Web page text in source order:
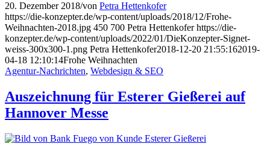
20. Dezember 2018/von Petra Hettenkofer
https://die-konzepter.de/wp-content/uploads/2018/12/Frohe-
Weihnachten-2018.jpg 450 700 Petra Hettenkofer https://die-
konzepter.de/wp-content/uploads/2022/01/DieKonzepter-Signet-
weiss-300x300-1.png Petra Hettenkofer2018-12-20 21:55:162019-
04-18 12:10:14Frohe Weihnachten
Agentur-Nachrichten, Webdesign & SEO
Auszeichnung für Esterer Gießerei auf
Hannover Messe